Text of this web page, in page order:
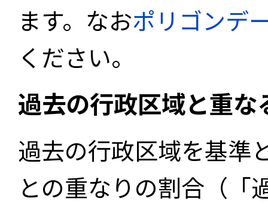
ます。なおポリゴンデ
ください。
過去の行政区域と重
過去の行政区域を基準
との重なりの割合（「